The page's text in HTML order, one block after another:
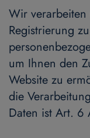
Wir
Registrierung
um Ihnen den
Website zu
die
Daten ist Art. 6